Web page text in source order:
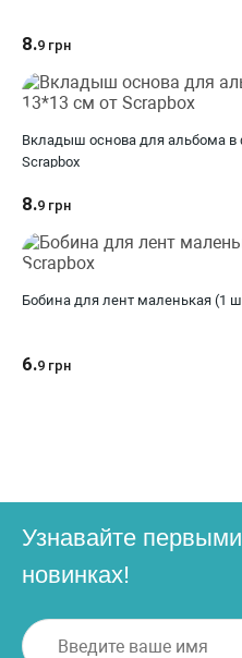
8.9 грн
Вкладыш основа для альбома в
Scrapbox
8.9 грн
Бобина для лент маленькая (1
6.9 грн
Узнавайте
новинках!